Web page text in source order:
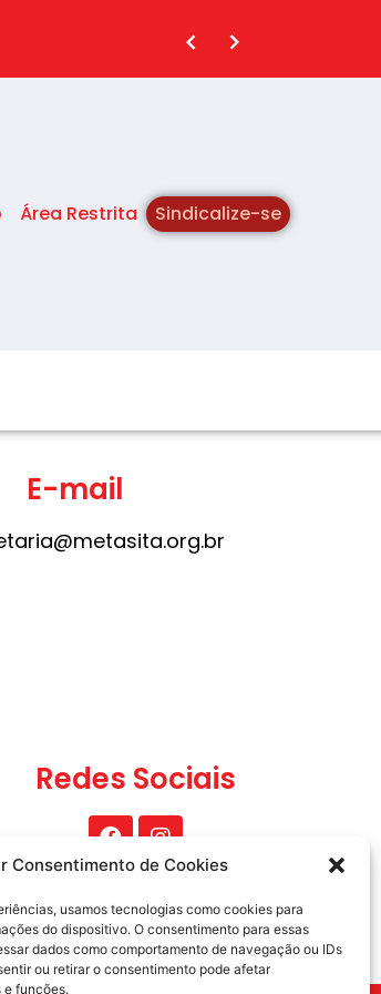
Consentimento de Cookies
usamos tecnologias como cookies para
do dispositivo. O consentimento para essas
dados como comportamento de navegação ou IDs
ou retirar o consentimento pode afetar
e funções.
Área Restrita Sindicalize-se
E-mail
Redes Sociais